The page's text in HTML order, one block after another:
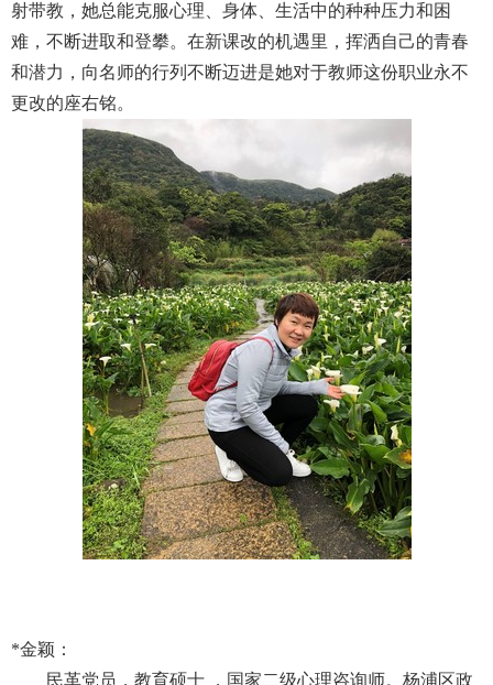
射带教，她总能克服心理、身体、生活中的种种压力和困
难，不断进取和登攀。在新课改的机遇里，挥洒自己的青春
和潜力，向名师的行列不断迈进是她对于教师这份职业永不
更改的座右铭。
*金颖：
民革党员，教育硕士 ，国家二级心理咨询师。杨浦区政